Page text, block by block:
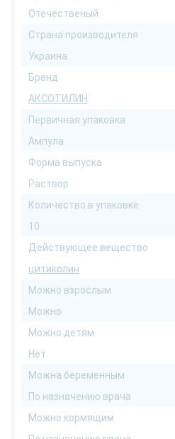
Отечественый
Страна производителя
Украина
Бренд
АКСОТИЛИН
Первичная упаковка
Ампула
Форма выпуска
Раствор
Количество в упаковке
10
Действующее вещество
цитиколин
Можно взрослым
Можно
Можно детям
Нет
Можна беременным
По назначению врача
Можно кормящим